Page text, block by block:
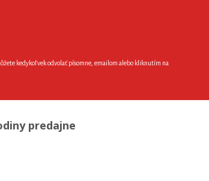
kedykoľvek odvolať písomne, emailom alebo kliknutím na
predajne